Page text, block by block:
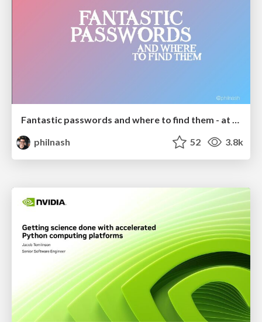
Fantastic passwords and where to find them - at NoRuKo
philnash
52 3.8k